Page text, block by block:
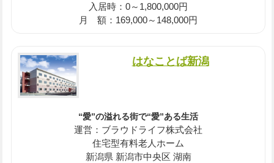
入居時：0～1,800,000円
月 額：169,000～148,000円
はなことば新潟
“愛”の溢れる街で“愛”ある生活
運営：ブラウドライフ株式会社
住宅型有料老人ホーム
新潟県 新潟市中央区 湖南